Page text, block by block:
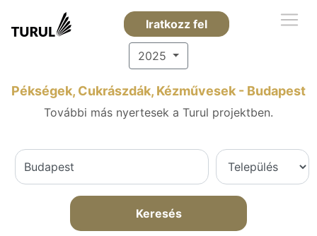
Iratkozz fel
2025
Pékségek, Cukrászdák, Kézművesek - Budapest
További más nyertesek a Turul projektben.
Keresés